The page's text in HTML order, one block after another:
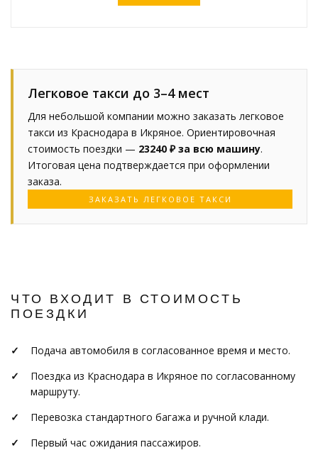
Легковое такси до 3–4 мест
Для небольшой компании можно заказать легковое
такси из Краснодара в Икряное. Ориентировочная
стоимость поездки — 23240 ₽ за всю машину.
Итоговая цена подтверждается при оформлении
заказа.
ЗАКАЗАТЬ ЛЕГКОВОЕ ТАКСИ
ЧТО ВХОДИТ В СТОИМОСТЬ
ПОЕЗДКИ
Подача автомобиля в согласованное время и место.
Поездка из Краснодара в Икряное по согласованному
маршруту.
Перевозка стандартного багажа и ручной клади.
Первый час ожидания пассажиров.